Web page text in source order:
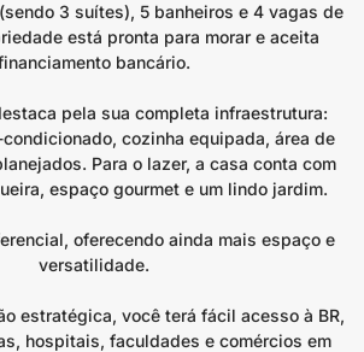
3 suítes), 5 banheiros e 4 vagas de
está pronta para morar e aceita
bancário.
pela sua completa infraestrutura:
cozinha equipada, área de
Para o lazer, a casa conta com
espaço gourmet e um lindo jardim.
oferecendo ainda mais espaço e
versatilidade.
estratégica, você terá fácil acesso à BR,
hospitais, faculdades e comércios em